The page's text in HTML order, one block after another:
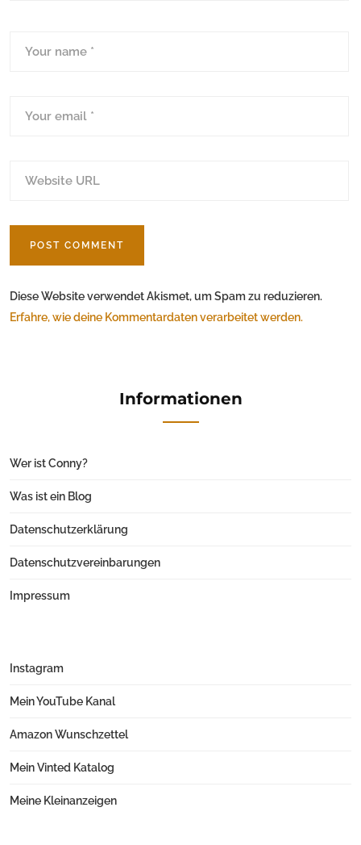
Diese Website verwendet Akismet, um Spam zu reduzieren.
Erfahre, wie deine Kommentardaten verarbeitet werden.
Informationen
Wer ist Conny?
Was ist ein Blog
Datenschutzerklärung
Datenschutzvereinbarungen
Impressum
Instagram
Mein YouTube Kanal
Amazon Wunschzettel
Mein Vinted Katalog
Meine Kleinanzeigen